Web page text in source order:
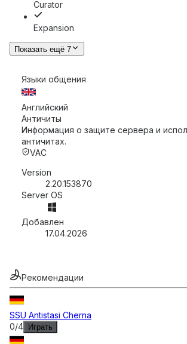
Curator
Expansion
Показать ещё 7
Языки общения
Английский
Античиты
Информация о защите сервера и
античитах.
VAC
Version
2.20.153870
Server OS
Добавлен
17.04.2026
Рекомендации
SSU Antistasi Cherna
0/4 Играть